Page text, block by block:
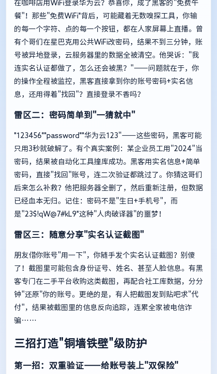
在咖啡店用WiFi登录华为云？恭喜你，成了黑客的"免费午
餐"！那些"免费WiFi"背后，可能藏着无数嗅探工具，你输
的每一个字符、点的每一个按钮，都在人家屏幕上直播。曾
有个哥们在星巴克用公共WiFi改密码，结果不到三分钟，账
号被异地登录，云服务器里的数据全被清空。他哭诉："我
连实名认证都做了，怎么还会被黑？"——问题就在于，你
的操作全程被监控，黑客直接拿到你的账号密码+实名信
息，还用得着"找回"？直接登录不香吗？
雷区二：密码简单到"一猜就中"
"123456""password""华为云123"——这些密码，黑客可能
只用3秒就破解了。有个真实案例：某企业员工用"2024"当
密码，结果被自动化工具撞库成功。黑客用实名信息+简单
密码，直接"找回"账号，连二次验证都跳过了。你猜这哥们
后来怎么补救？他把服务器全删了，然后重新注册，但数据
已经血本无归。记住：密码不是"生日+手机号"，而
是"23$!qW@7#kL9"这种"人肉破译器"的噩梦！
雷区三：随意分享"实名认证截图"
朋友借你账号"用一下"，你随手发个实名认证截图？别傻
了！截图里可能包含身份证号、姓名、甚至人脸信息。有黑
客专门在二手平台收购这类截图，再配合社工库数据，分分
钟"还原"你的账号。更绝的是，有人把截图发到贴吧求"代
付"，结果被截图里的信息反向追踪，连累全家被电信诈
骗……
三招打造"铜墙铁壁"级防护
第一招：双重验证——给账号装上"双保险"